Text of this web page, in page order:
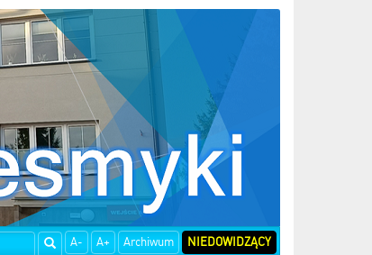
A- A+ Archiwum NIEDOWIDZĄCY